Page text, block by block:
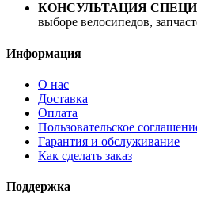
КОНСУЛЬТАЦИЯ
выборе велосипедов,
Информация
О нас
Доставка
Оплата
Пользовательское
Гарантия и обслуживание
Как сделать заказ
Поддержка